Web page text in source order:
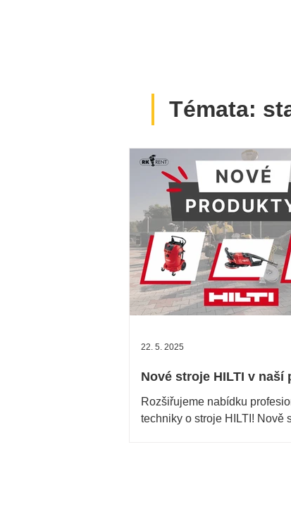
Témata:
Nové stroje HILTI v naší
Rozšiřujeme nabídku
techniky o stroje HILTI! Nově
22. 5. 2025